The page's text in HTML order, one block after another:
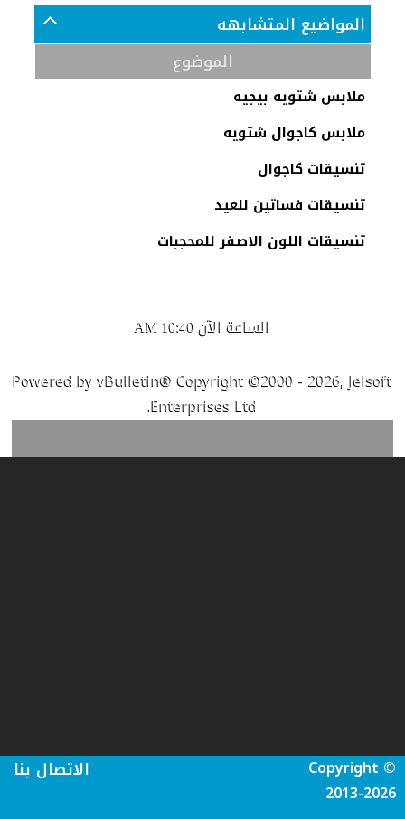
المواضيع المتشابهه
الموضوع
ملابس شتويه بيجيه
ملابس كاجوال شتويه
تنسيقات كاجوال
تنسيقات فساتين للعيد
تنسيقات اللون الاصفر للمحجبات
الساعة الآن 10:40 AM
Powered by vBulletin® Copyright ©2000 - 2026, Jelsoft
Enterprises Ltd.
الاتصال بنا
Copyright ©
2013-2026